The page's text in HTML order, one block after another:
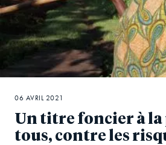
Un titre foncier à la
tous, contre les
06 AVRIL 2021